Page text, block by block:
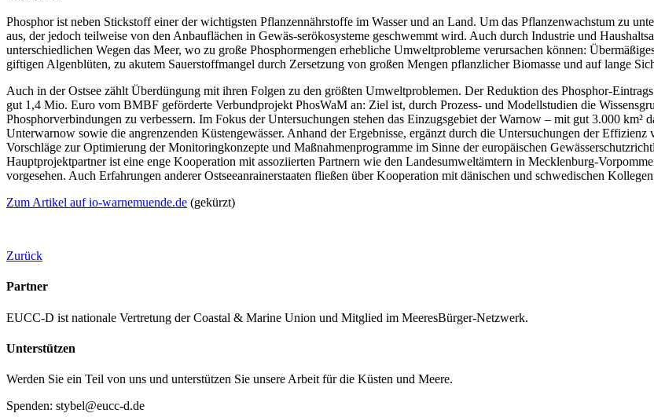
Phosphor ist neben Stickstoff einer der wichtigsten Pflanzennährstoffe im Wasser und an Land. Um das Pflanzenwachstum zu
aus, der jedoch teilweise von den Anbauflächen in Gewäs-serökosysteme geschwemmt wird. Auch durch Industrie und
unterschiedlichen Wegen das Meer, wo zu große Phosphormengen erhebliche Umweltprobleme verursachen können:
giftigen Algenblüten, zu akutem Sauerstoffmangel durch Zersetzung von großen Mengen pflanzlicher Biomasse und auf lange
Auch in der Ostsee zählt Überdüngung mit ihren Folgen zu den größten Umweltproblemen. Der Reduktion des Phosphor-
gut 1,4 Mio. Euro vom BMBF geförderte Verbundprojekt PhosWaM an: Ziel ist, durch Prozess- und Modellstudien die
Phosphorverbindungen zu verbessern. Im Fokus der Untersuchungen stehen das Einzugsgebiet der Warnow – mit gut 3.000 km²
Unterwarnow sowie die angrenzenden Küstengewässer. Anhand der Ergebnisse, ergänzt durch die Untersuchungen der
Vorschläge zur Optimierung der Monitoringkonzepte und Maßnahmenprogramme im Sinne der europäischen
Hauptprojektpartner ist eine enge Kooperation mit assoziierten Partnern wie den Landesumweltämtern in Mecklenburg-
vorgesehen. Auch Erfahrungen anderer Ostseeanrainerstaaten fließen über Kooperation mit dänischen und schwedischen
Zum Artikel auf io-warnemuende.de (gekürzt)
Zurück
Partner
EUCC-D ist nationale Vertretung der Coastal & Marine Union und Mitglied im MeeresBürger-Netzwerk.
Unterstützen
Werden Sie ein Teil von uns und unterstützen Sie unsere Arbeit für die Küsten und Meere.
Spenden: stybel@eucc-d.de